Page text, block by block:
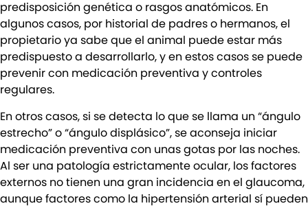
predisposición genética o rasgos anatómicos. En
algunos casos, por historial de padres o hermanos, el
propietario ya sabe que el animal puede estar más
predispuesto a desarrollarlo, y en estos casos se puede
prevenir con medicación preventiva y controles
regulares.
En otros casos, si se detecta lo que se llama un “ángulo
estrecho” o “ángulo displásico”, se aconseja iniciar
medicación preventiva con unas gotas por las noches.
Al ser una patología estrictamente ocular, los factores
externos no tienen una gran incidencia en el glaucoma,
aunque factores como la hipertensión arterial sí pueden